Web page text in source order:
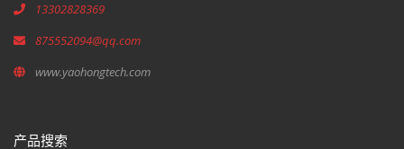
13302828369
875552094@qq.com
www.yaohongtech.com
产品搜索